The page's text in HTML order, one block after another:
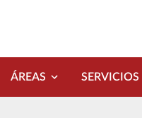
ÁREAS SERVICIOS